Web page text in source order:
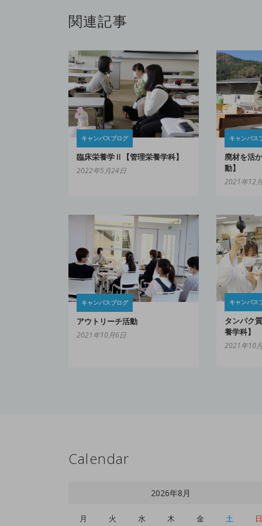
関連記事
キャンパスブログ
臨床栄養学Ⅱ【管理栄養学科】
2022年5月24日
キャンパス
廃材を活
動】
2021年12
キャンパスブログ
アウトリーチ活動
2021年10月6日
キャンパス
タンパク
養学科】
2021年10
Calendar
2026年8月
月 火 水 木 金 土 日